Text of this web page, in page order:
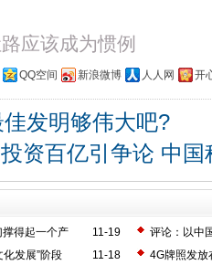
应该成为惯例
QQ空间 新浪微博 人人网 开
发明够伟大吧?
资百亿引争论 中
11-19
得起一个产
评论：以中
11-18
发展”阶段
4G牌照发放